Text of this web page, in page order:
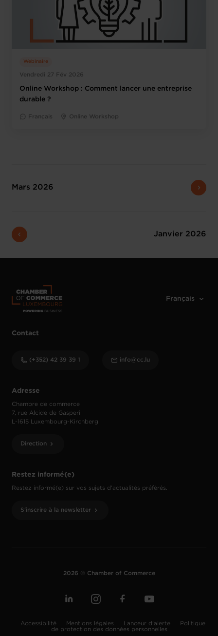
Vendredi 27 Fév 2026
Webinaire
Online Workshop : Comment lancer une entreprise
durable ?
Français Online Workshop
Janvier 2026
Mars 2026
Restez informé(e)
Restez informé(e) sur vos sujets d’actualités préférés.
S'inscrire à la newsletter
Adresse
Chambre de commerce
7, rue Alcide de Gasperi
L-1615 Luxembourg-Kirchberg
Direction
Contact
(+352) 42 39 39 1 info@cc.lu
2026 © Chamber of Commerce
Accessibilité Mentions légales Lanceur d'alerte
Politique
de protection des données personnelles